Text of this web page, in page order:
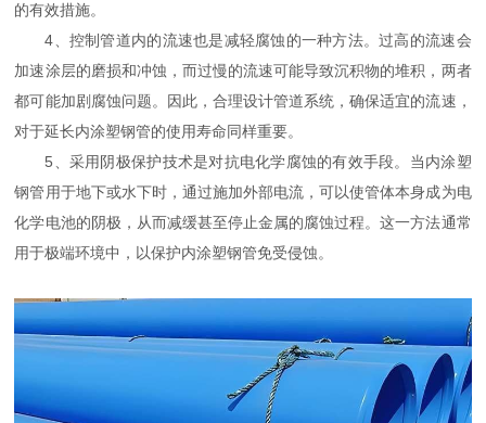
的有效措施。
4、控制管道内的流速也是减轻腐蚀的一种方法。过高的流速会
加速涂层的磨损和冲蚀，而过慢的流速可能导致沉积物的堆积，两者
都可能加剧腐蚀问题。因此，合理设计管道系统，确保适宜的流速，
对于延长内涂塑钢管的使用寿命同样重要。
5、采用阴极保护技术是对抗电化学腐蚀的有效手段。当内涂塑
钢管用于地下或水下时，通过施加外部电流，可以使管体本身成为电
化学电池的阴极，从而减缓甚至停止金属的腐蚀过程。这一方法通常
用于极端环境中，以保护内涂塑钢管免受侵蚀。